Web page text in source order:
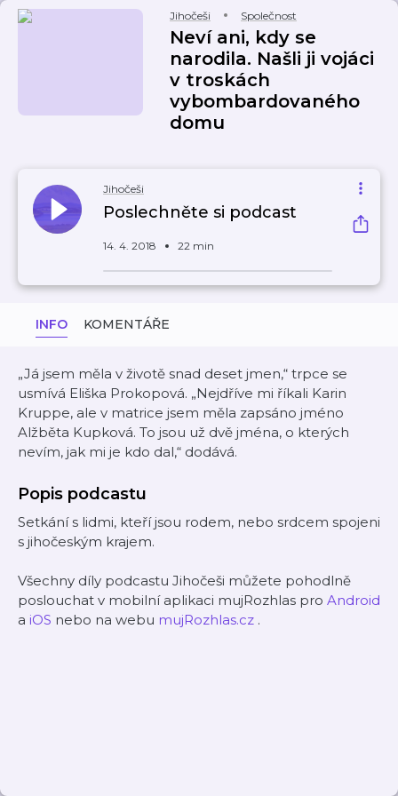
Jihočeši Společnost
Neví ani, kdy se
narodila. Našli ji vojáci
v troskách
vybombardovaného
domu
Jihočeši
Poslechněte si podcast
14. 4. 2018 22 min
INFO KOMENTÁŘE
„Já jsem měla v životě snad deset jmen,“ trpce se
usmívá Eliška Prokopová. „Nejdříve mi říkali Karin
Kruppe, ale v matrice jsem měla zapsáno jméno
Alžběta Kupková. To jsou už dvě jména, o kterých
nevím, jak mi je kdo dal,“ dodává.
Popis podcastu
Setkání s lidmi, kteří jsou rodem, nebo srdcem spojeni
s jihočeským krajem.
Všechny díly podcastu Jihočeši můžete pohodlně
poslouchat v mobilní aplikaci mujRozhlas pro Android
a iOS nebo na webu mujRozhlas.cz .